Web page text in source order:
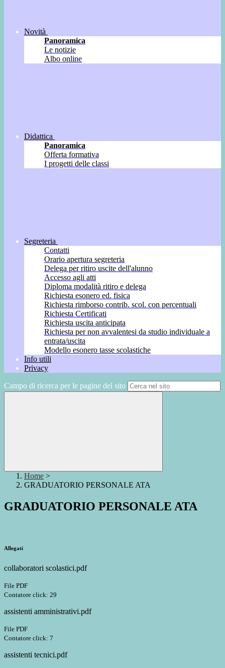
Novità
Panoramica
Le notizie
Albo online
Didattica
Panoramica
Offerta formativa
I progetti delle classi
Segreteria
Contatti
Orario apertura segreteria
Delega per ritiro uscite dell'alunno
Accesso agli atti
Diploma modalità ritiro e delega
Richiesta esonero ed. fisica
Richiesta rimborso contrib. scol. con percentuali
Richiesta Certificati
Richiesta uscita anticipata
Richiesta per non avvalentesi da studio individuale a
entrata/uscita
Modello esonero tasse scolastiche
Info utili
Privacy
Campo di ricerca per le pagine del sito
Home >
GRADUATORIO PERSONALE ATA
GRADUATORIO PERSONALE ATA
Allegati
collaboratori scolastici.pdf
File PDF
Contatore click: 29
assistenti amministrativi.pdf
File PDF
Contatore click: 7
assistenti tecnici.pdf